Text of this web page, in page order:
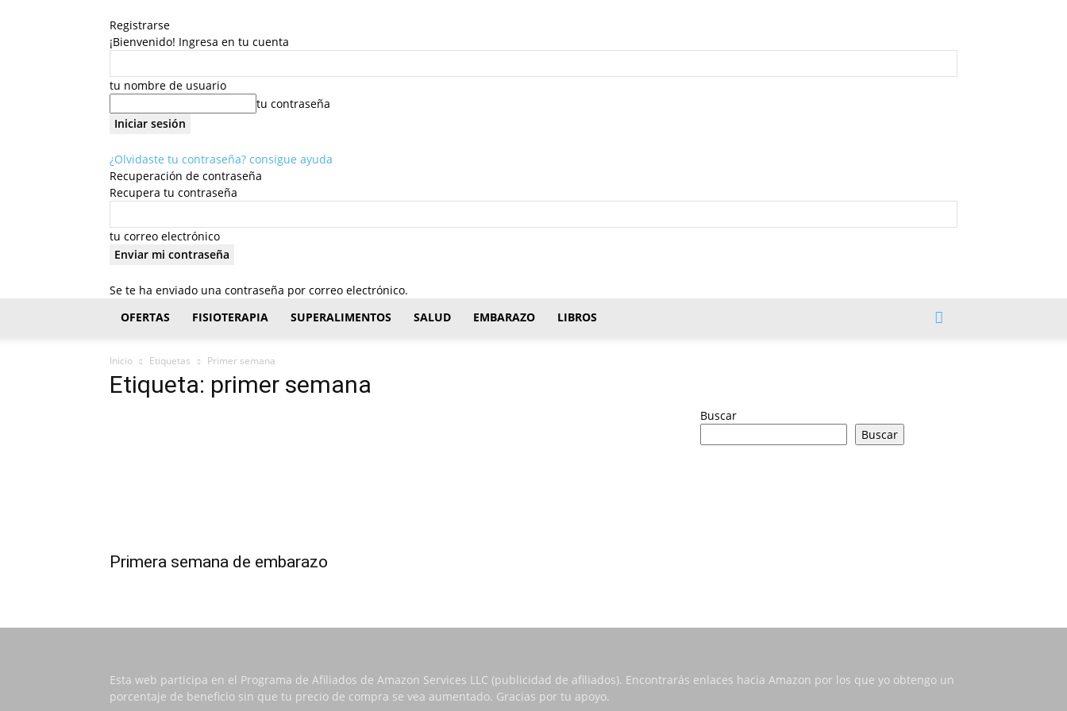
Registrarse
¡Bienvenido! Ingresa en tu cuenta
tu nombre de usuario
tu contraseña
¿Olvidaste tu contraseña? consigue ayuda
Recuperación de contraseña
Recupera tu contraseña
tu correo electrónico
Se te ha enviado una contraseña por correo electrónico.
OFERTAS FISIOTERAPIA SUPERALIMENTOS SALUD EMBARAZO LIBROS
Inicio Etiquetas Primer semana
Etiqueta: primer semana
Primera semana de embarazo
Buscar
Buscar
Esta web participa en el Programa de Afiliados de Amazon Services LLC (publicidad de afiliados). Encontrarás enlaces hacia Amazon por los que yo obtengo un
porcentaje de beneficio sin que tu precio de compra se vea aumentado. Gracias por tu apoyo.